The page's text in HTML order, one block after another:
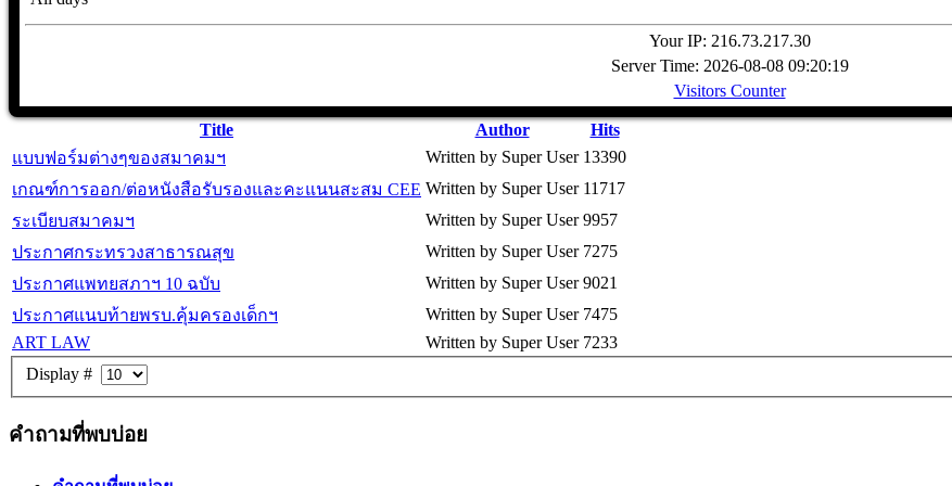
Your IP: 216.73.217.30
Server Time: 2026-08-08 09:20:19
Visitors Counter
Title Author
Hits
แบบฟอร์มต่างๆของสมาคมฯ
Written by Super User 13390
เกณฑ์การออก/ต่อหนังสือรับรองและคะแนนสะสม CEE Written by Super User 11717
ระเบียบสมาคมฯ
Written by Super User 9957
ประกาศกระทรวงสาธารณสุข
Written by Super User 7275
ประกาศแพทยสภาฯ 10 ฉบับ
Written by Super User 9021
ประกาศแนบท้ายพรบ.คุ้มครองเด็กฯ
Written by Super User 7475
ART LAW
Written by Super User 7233
Display #
คำถามที่พบบ่อย